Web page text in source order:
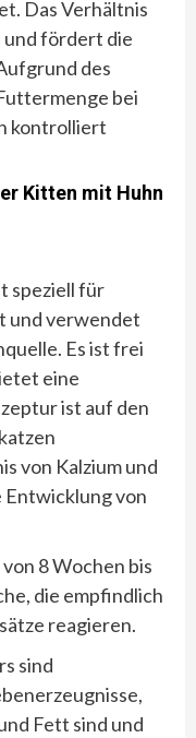
Das Verhältnis
und fördert die
des
bei
kontrolliert
Kitten mit Huhn
speziell für
und verwendet
Es ist frei
eine
ist auf den
von Kalzium und
von
8 Wochen bis
die empfindlich
reagieren.
sind
Fett sind und